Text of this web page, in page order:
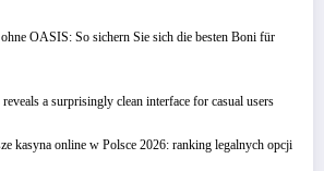
ohne OASIS: So sichern Sie sich die besten Boni für
a surprisingly clean interface for casual users
kasyna online w Polsce 2026: ranking legalnych opcji